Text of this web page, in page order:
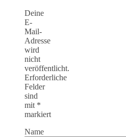
Deine
E-
Mail-
Adresse
wird
nicht
veröffentlicht.
Erforderliche
Felder
sind
mit *
markiert
Name